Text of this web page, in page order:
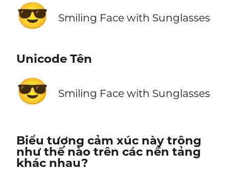
😎 Smiling Face with Sunglasses
Unicode Tên
😎 Smiling Face with Sunglasses
Biểu tượng cảm xúc này trông
như thế nào trên các nền tảng
khác nhau?